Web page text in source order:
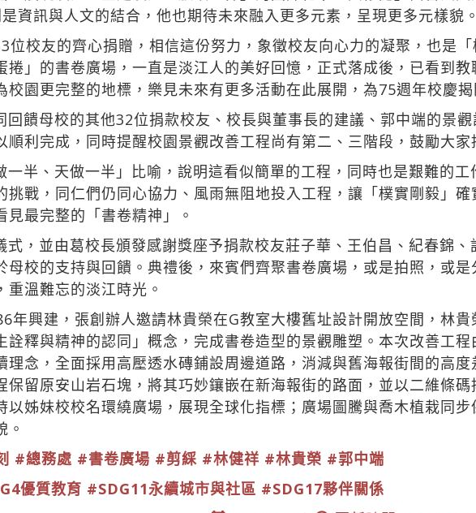
資訊與人文的結合，他也期待未來融入更多元素，呈現更多元樣貌。
位校友的齊心捐贈，相信這份努力，象徵校友向心力的凝聚，也是
捲」的書卷廣場，一直是淡江人的美好回憶，正式落成後，已看到
校園更完整的地標，樂見未來有更多活動在此展開，為75週年校慶揭
回饋母校的其他32位捐款校友、校長與董事長的建議、郭中端的景
順利完成，同時提醒校園景觀改善工程尚有第二、三階段，鼓勵大家
一半、天做一半」比喻，說明這看似簡單的工程，同時也是艱難的工
挑戰，同仁們仍同心協力、風雨無阻地投入工程，讓「樸實剛毅」
見最完整的「書卷精神」。
式，並由葛校長頒發感謝獎座予捐款校友莊子華、王伯昌、紀春錦
母校的支持與回饋。典禮後，來賓們齊聚書卷廣場，或是拍照，或
重溫難忘的淡江時光。
年興建，張創辦人邀請林貴榮在G教室大樓舊址設計開放空間，林
詮釋與精神的認同」概念，完成書卷造型的景觀雕塑。本次改善工
理念，全面採用高壓透水磚鋪設周邊道路，消減與舊海報街間的高
保留原安山岩石塊，將其巧妙鑲嵌在新海報街的路面，並以二維條
以姊妹校校名環繞廣場，展現全球化指標；廣場圖騰與喬木植栽同
。
#總務處 #書卷廣場 #剪綵 #林健祥 #林貴榮 #郭中端
優質教育 #SDG11永續城市與社區 #SDG17夥伴關係